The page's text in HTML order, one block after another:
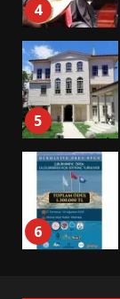
4
5
6